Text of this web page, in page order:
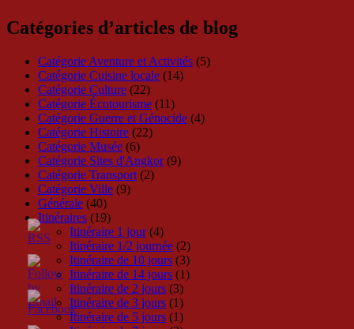
Catégories d’articles de blog
Catégorie Aventure et Activités (5)
Catégorie Cuisine locale (14)
Catégorie Culture (22)
Catégorie Écotourisme (11)
Catégorie Guerre et Génocide (4)
Catégorie Histoire (22)
Catégorie Musée (6)
Catégorie Sites d'Angkor(9)
Catégorie Transport (2)
Catégorie Ville (9)
Générale (40)
Itinéraires (19)
Itinéraire 1 jour(4)
Itinéraire 1/2 journée (2)
Itinéraire de 10 jours (3)
Itinéraire de 14 jours (1)
Itinéraire de 2 jours (3)
Itinéraire de 3 jours (1)
Itinéraire de 5 jours (1)